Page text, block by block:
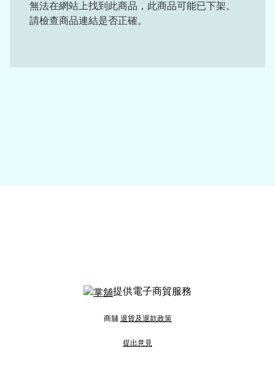
無法在網站上找到此商品，此商品可能已下架。
請檢查商品連結是否正確。
提供電子商貿服務
商舖 退貨及退款政策
提出意見